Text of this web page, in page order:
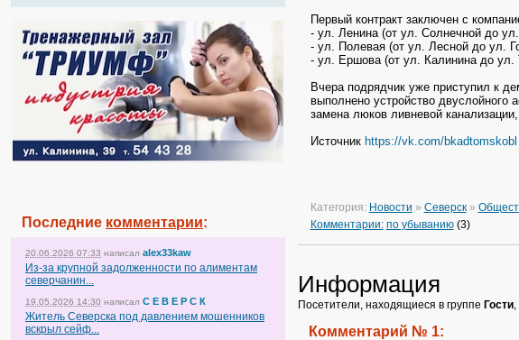
Последние комментарии:
20.06.2026 07:33 написал alex33kaw
Из-за крупной задолженности по алиментам
северчанин...
19.05.2026 14:30 написал С Е В Е Р С К
Житель Северска под давлением мошенников
вскрыл сейф...
Первый контракт заключен с
- ул. Ленина (от ул. Солнечной до
- ул. Полевая (от ул. Лесной до ул.
- ул. Ершова (от ул. Калинина до ул.
Вчера подрядчик уже приступил к
выполнено устройство двуслойного
замена люков ливневой
Источник https://vk.com/bkadtomskobl
Категория: Новости » Северск»
Комментарии: по убыванию(3)
Информация
Посетители, находящиеся в группе Гости,
Комментарий № 1: